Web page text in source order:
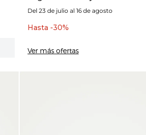
Del 23 de julio al 16 de agosto
Hasta -30%
Ver más ofertas